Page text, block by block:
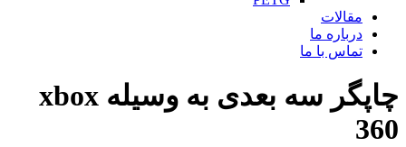
مقالات
درباره ما
تماس با ما
چاپگر سه بعدی به وسیله xbox
360